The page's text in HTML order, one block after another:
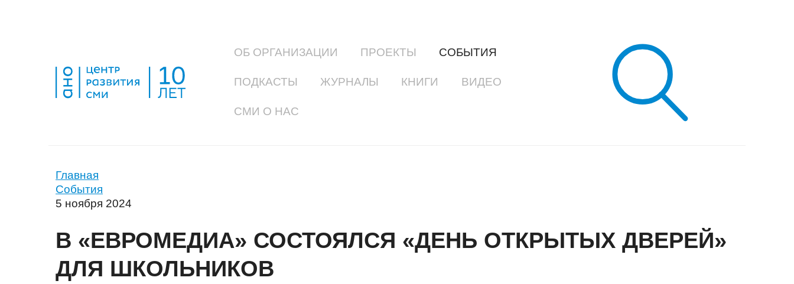
ОБ ОРГАНИЗАЦИИ ПРОЕКТЫ СОБЫТИЯ
ПОДКАСТЫ ЖУРНАЛЫ КНИГИ ВИДЕО
СМИ О НАС
Главная
События
5 ноября 2024
В «ЕВРОМЕДИА» СОСТОЯЛСЯ «ДЕНЬ ОТКРЫТЫХ ДВЕРЕЙ»
ДЛЯ ШКОЛЬНИКОВ